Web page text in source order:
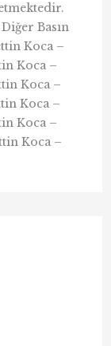
Basın
Koca –
Koca –
Koca –
Koca –
Koca –
Koca –